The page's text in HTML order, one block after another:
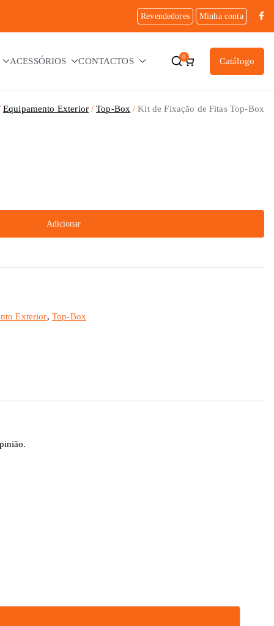
Revendedores Minha conta
ACESSÓRIOS CONTACTOS 0 Catálogo
Equipamento Exterior Top-Box Kit de Fixação de Fitas Top-Box
Adicionar
Exterior, Top-Box